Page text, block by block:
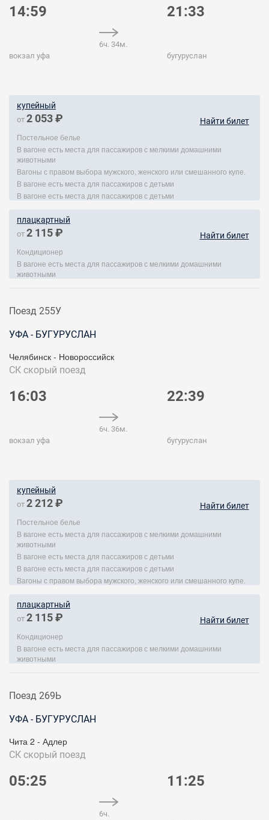
14:59
вокзал уфа
6ч. 34м.
21:33
бугуруслан
купейный
от 2 053 ₽ Найти билет
Постельное белье
В вагоне есть места для пассажиров с мелкими домашними
животными
Вагоны с правом выбора мужского, женского или смешанного купе.
В вагоне есть места для пассажиров с детьми
В вагоне есть места для пассажиров с детьми
плацкартный
от 2 115 ₽ Найти билет
Кондиционер
В вагоне есть места для пассажиров с мелкими домашними
животными
Поезд 255У
УФА - БУГУРУСЛАН
Челябинск - Новороссийск
СК скорый поезд
16:03
вокзал уфа
6ч. 36м.
22:39
бугуруслан
купейный
от 2 212 ₽ Найти билет
Постельное белье
В вагоне есть места для пассажиров с мелкими домашними
животными
В вагоне есть места для пассажиров с детьми
В вагоне есть места для пассажиров с детьми
Вагоны с правом выбора мужского, женского или смешанного купе.
плацкартный
от 2 115 ₽ Найти билет
Кондиционер
В вагоне есть места для пассажиров с мелкими домашними
животными
Поезд 269Ь
УФА - БУГУРУСЛАН
Чита 2 - Адлер
СК скорый поезд
05:25
6ч.
11:25